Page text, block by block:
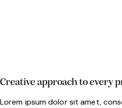
Creative approach to every
Lorem ipsum dolor sit amet,